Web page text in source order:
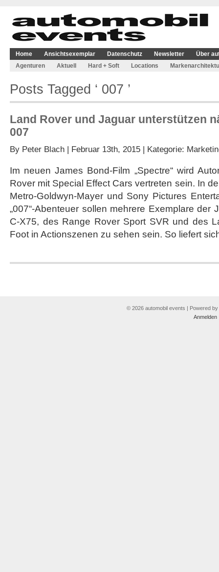
Home Ansichtsexemplar Datenschutz Newsletter
Über
Agenturen
Aktuell Hard + Soft Locations
Posts Tagged ‘ 007 ’
Land Rover und Jaguar unterstützen
007
By Peter Blach | Februar 13th, 2015 | Kategorie:
Im neuen James Bond-Film „Spectre“ wird
Rover mit Special Effect Cars vertreten sein. In
Metro-Goldwyn-Mayer und Sony Pictures
„007“-Abenteuer sollen mehrere Exemplare der
C-X75, des Range Rover Sport SVR und des
Foot in Actionszenen zu sehen sein. So liefert
© 2026 automobil events | Powered by
Anmelden|